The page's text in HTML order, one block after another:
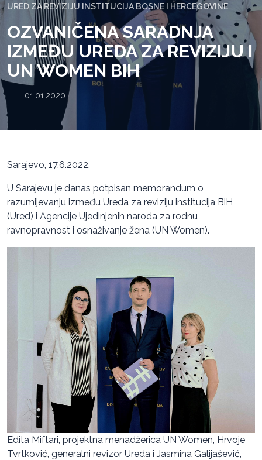
URED ZA REVIZIJU INSTITUCIJA BOSNE I HERCEGOVINE
OZVANIČENA SARADNJA
IZMEĐU UREDA ZA REVIZIJU I
UN WOMEN BIH
01.01.2020.
Sarajevo, 17.6.2022.
U Sarajevu je danas potpisan memorandum o
razumijevanju između Ureda za reviziju institucija BiH
(Ured) i Agencije Ujedinjenih naroda za rodnu
ravnopravnost i osnaživanje žena (UN Women).
Edita Miftari, projektna menadžerica UN Women, Hrvoje
Tvrtković, generalni revizor Ureda i Jasmina Galijašević,